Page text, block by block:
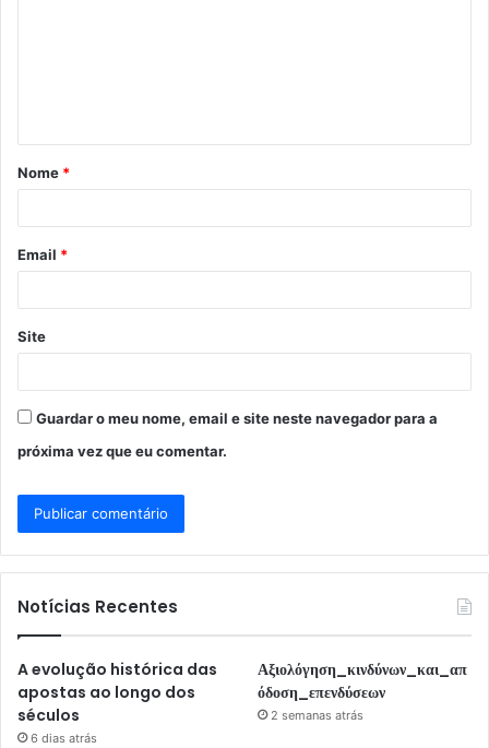
á
r
*
Nome *
Email *
Site
Guardar o meu nome, email e site neste navegador para a
próxima vez que eu comentar.
Notícias Recentes
A evolução histórica das
apostas ao longo dos
séculos
6 dias atrás
Αξιολόγηση_κινδύνων_και_απ
όδοση_επενδύσεων
2 semanas atrás